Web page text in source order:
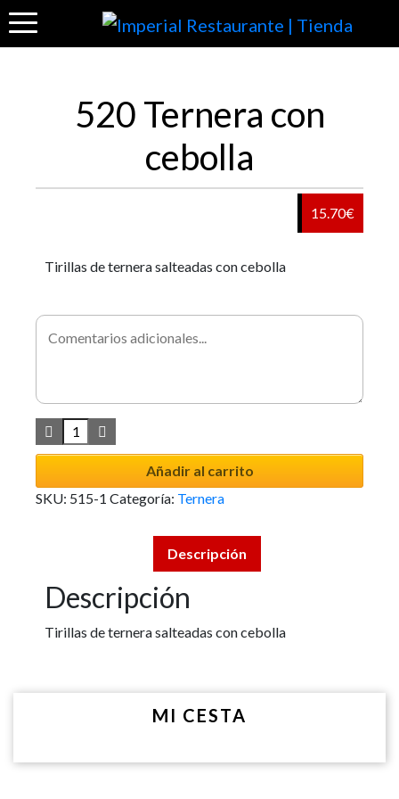
520 Ternera con
cebolla
15.70€
Tirillas de ternera salteadas con cebolla
Añadir al carrito
SKU: 515-1 Categoría: Ternera
Descripción
Descripción
Tirillas de ternera salteadas con cebolla
MI CESTA